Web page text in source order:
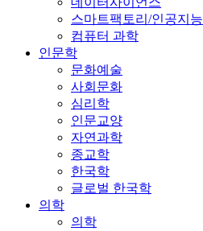
스마트팩토리/인공지능
컴퓨터 과학
인문학
문화예술
사회문화
심리학
인문교양
자연과학
종교학
한국학
글로벌 한국학
의학
의학